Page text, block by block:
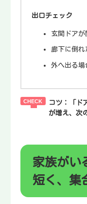
出口チェック
玄関ドアが
廊下に倒れ
外へ出る場
コツ：
「ド
が増え、次
家族がい
短く、集